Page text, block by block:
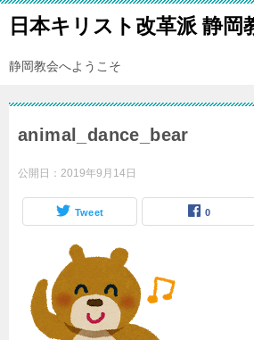
日本キリスト改革派 静岡
静岡教会へようこそ
animal_dance_bear
公開日： 2019年9月14日
Tweet 0